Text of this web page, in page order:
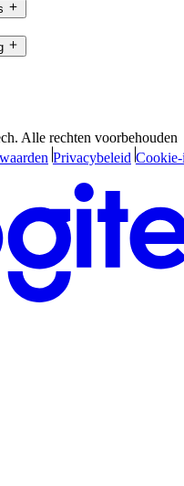
Alle rechten voorbehouden
Privacybeleid